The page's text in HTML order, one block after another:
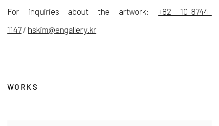
For inquiries about the artwork: +82 10-8744-
1147 / hskim@engallery.kr
WORKS